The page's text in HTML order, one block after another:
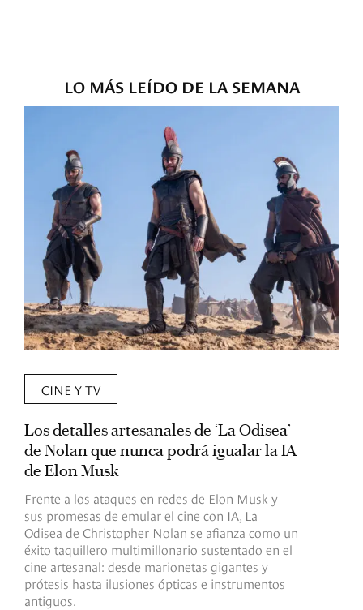
LO MÁS LEÍDO DE LA SEMANA
CINE Y TV
Los detalles artesanales de ‘La Odisea’
de Nolan que nunca podrá igualar la IA
de Elon Musk
Frente a los ataques en redes de Elon Musk y
sus promesas de emular el cine con IA, La
Odisea de Christopher Nolan se afianza como un
éxito taquillero multimillonario sustentado en el
cine artesanal: desde marionetas gigantes y
prótesis hasta ilusiones ópticas e instrumentos
antiguos.